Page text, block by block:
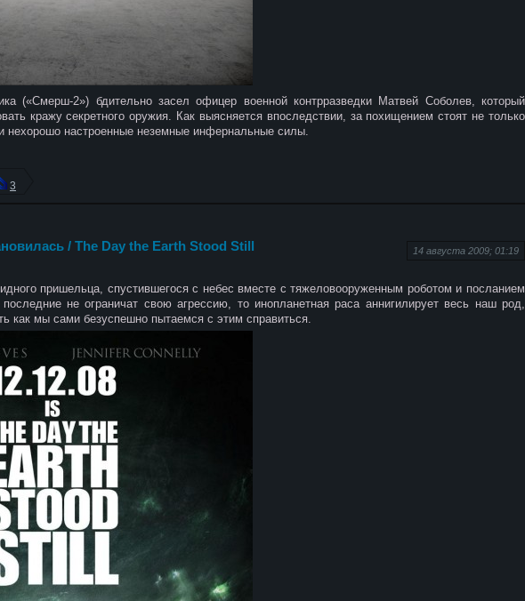
(«Смерш-2») бдительно засел офицер военной контрразведки Матвей Соболев, который
кражу секретного оружия. Как выясняется впоследствии, за похищением стоят не только
нехорошо настроенные неземные инфернальные силы.
3
14 августа 2009; 01:19
/ The Day the Earth Stood Still
пришельца, спустившегося с небес вместе с тяжеловооруженным роботом и посланием
не ограничат свою агрессию, то инопланетная раса аннигилирует весь наш род,
как мы сами безуспешно пытаемся с этим справиться.